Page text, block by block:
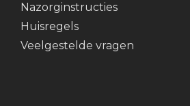
Nazorginstructies
Huisregels
Veelgestelde vragen